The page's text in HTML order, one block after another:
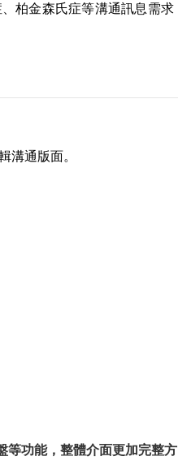
柏金森氏症等溝通訊息需求
溝通版面。
等功能，整體介面更加完整方